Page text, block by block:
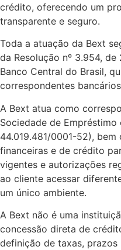
crédito, oferecendo um
transparente e seguro.
Toda a atuação da Bext
da Resolução nº 3.954,
Banco Central do Brasil,
correspondentes
A Bext atua como
Sociedade de Empréstimo
44.019.481/0001-52),
financeiras e de crédito
vigentes e autorizações
ao cliente acessar
um único ambiente.
A Bext não é uma
concessão direta de
definição de taxas,